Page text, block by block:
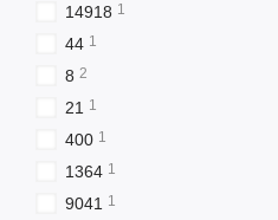
14918 1
44 1
8 2
21 1
400 1
1364 1
9041 1